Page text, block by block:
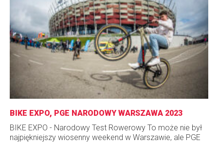
BIKE EXPO, PGE NARODOWY WARSZAWA 2023
BIKE EXPO - Narodowy Test Rowerowy To może nie był
najpiękniejszy wiosenny weekend w Warszawie, ale PGE